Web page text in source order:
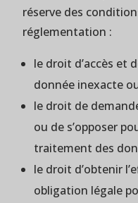
réserve des
réglementation :
le droit d’accès et
donnée inexacte
le droit de
ou de s’opposer
traitement des
le droit d’obtenir
obligation légale